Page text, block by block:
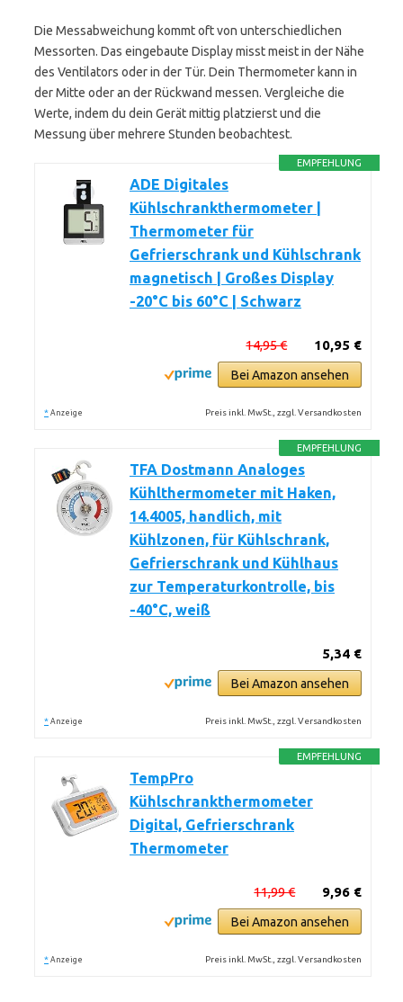
Die Messabweichung kommt oft von unterschiedlichen
Messorten. Das eingebaute Display misst meist in der Nähe
des Ventilators oder in der Tür. Dein Thermometer kann in
der Mitte oder an der Rückwand messen. Vergleiche die
Werte, indem du dein Gerät mittig platzierst und die
Messung über mehrere Stunden beobachtest.
EMPFEHLUNG
ADE Digitales
Kühlschrankthermometer |
Thermometer für
Gefrierschrank und Kühlschrank
magnetisch | Großes Display
-20°C bis 60°C | Schwarz
10,95 €
14,95 €
Bei Amazon ansehen
* Anzeige Preis inkl. MwSt., zzgl. Versandkosten
EMPFEHLUNG
TFA Dostmann Analoges
Kühlthermometer mit Haken,
14.4005, handlich, mit
Kühlzonen, für Kühlschrank,
Gefrierschrank und Kühlhaus
zur Temperaturkontrolle, bis
-40°C, weiß
5,34 €
Bei Amazon ansehen
* Anzeige Preis inkl. MwSt., zzgl. Versandkosten
EMPFEHLUNG
TempPro
Kühlschrankthermometer
Digital, Gefrierschrank
Thermometer
9,96 €
11,99 €
Bei Amazon ansehen
* Anzeige Preis inkl. MwSt., zzgl. Versandkosten